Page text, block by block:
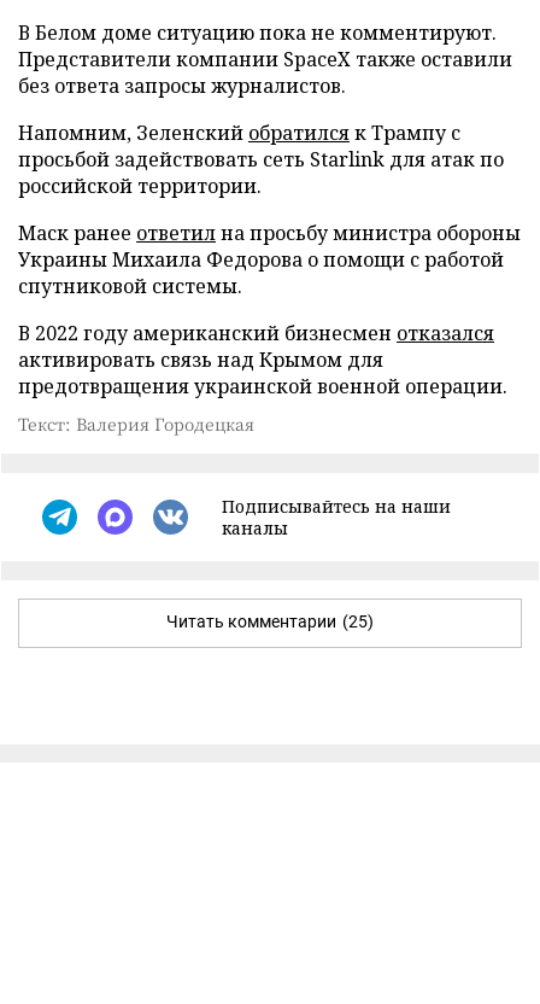
В Белом доме ситуацию пока не комментируют.
Представители компании SpaceX также оставили
без ответа запросы журналистов.
Напомним, Зеленский обратилсяк Трампу с
просьбой задействовать сеть Starlink для атак по
российской территории.
Маск ранее ответилна просьбу министра обороны
Украины Михаила Федорова о помощи с работой
спутниковой системы.
В 2022 году американский бизнесмен отказался
активировать связь над Крымом для
предотвращения украинской военной операции.
Текст: Валерия Городецкая
Подписывайтесь на наши
каналы
Читать комментарии (25)